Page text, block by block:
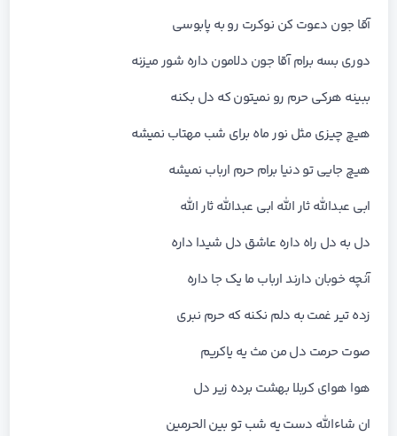
آقا جون دعوت کن نوکرت رو به پابوسی
دوری بسه برام آقا جون دلامون داره شور میزنه
ببینه هرکی حرم رو نمیتون که دل بکنه
هیچ چیزی مثل نور ماه برای شب مهتاب نمیشه
هیچ جایی تو دنیا برام حرم ارباب نمیشه
ابی عبدالله ثار الله ابی عبدالله ثار الله
دل به دل راه داره عاشق دل شیدا داره
آنچه خوبان دارند ارباب ما یک جا داره
زده تیر غمت به دلم نکنه که حرم نبری
صوت حرمت دل من مث یه یاکریم
هوا هوای کربلا بهشت برده زیر دل
ان شاءالله دست یه شب تو بین الحرمین